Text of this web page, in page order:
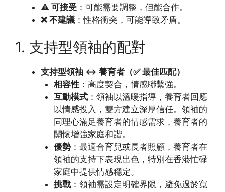
⚠️ 可接受 ：可能需要調整，但能合作。
❌ 不建議 ：性格衝突，可能導致矛盾。
1. 支持型領袖的配對
支持型領袖 ↔ 養育者（✅ 最佳匹配）
相容性：高度契合，情感聯繫強。
互動模式：領袖以溫暖指導，養育者回應
以情感投入，雙方建立深厚信任。領袖的
同理心滿足養育者的情感需求，養育者的
關懷增強家庭和諧。
優勢：最適合育兒或長者照顧，養育者在
領袖的支持下表現出色，特別在香港忙碌
家庭中提供情感穩定。
挑戰：領袖需設定明確界限，避免過於寬